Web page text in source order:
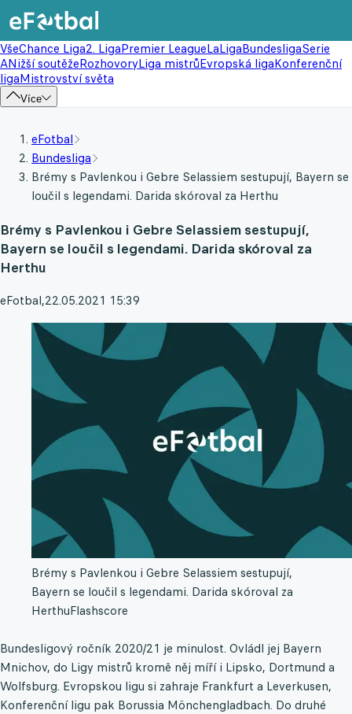
VšeChance Liga2. LigaPremier LeagueLaLigaBundesligaSerie
ANižší soutěžeRozhovoryLiga mistrůEvropská ligaKonferenční
ligaMistrovství světa
Více
eFotbal
Bundesliga
Brémy s Pavlenkou i Gebre Selassiem sestupují, Bayern se
loučil s legendami. Darida skóroval za Herthu
Brémy s Pavlenkou i Gebre Selassiem sestupují,
Bayern se loučil s legendami. Darida skóroval za
Herthu
eFotbal,22.05.2021 15:39
Brémy s Pavlenkou i Gebre Selassiem sestupují,
Bayern se loučil s legendami. Darida skóroval za
HerthuFlashscore
Bundesligový ročník 2020/21 je minulost. Ovládl jej Bayern
Mnichov, do Ligy mistrů kromě něj míří i Lipsko, Dortmund a
Wolfsburg. Evropskou ligu si zahraje Frankfurt a Leverkusen,
Konferenční ligu pak Borussia Mönchengladbach. Do druhé